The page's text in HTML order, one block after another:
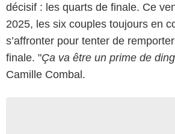
décisif : les quarts de finale. Ce
2025, les six couples toujours en
s’affronter pour tenter de
finale. "Ça va être un prime de
Camille Combal.